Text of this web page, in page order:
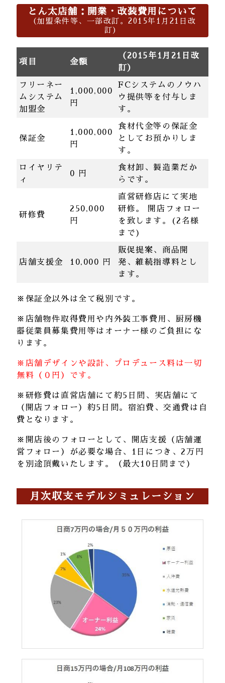
とん太店舗：開業・改装費用について
（加盟条件等、一部改訂。2015年1月21日改
訂）
項目 金額
（2015年1月21日改
訂）
フリーネー
ムシステム
加盟金
1,000,000
円
FCシステムのノウハ
ウ提供等を付与しま
す。
保証金
1,000,000
円
食材代金等の保証金
としてお預かりしま
す。
ロイヤリテ
ィ
0 円
食材卸、製造業だか
らです。
研修費
250,000
円
直営研修店にて実地
研修。 開店フォロー
を致します。(2名様
まで)
店舗支援金 10,000 円
販促提案、商品開
発、維続指導料とし
ます。
※保証金以外は全て税別です。
※店舗物件取得費用や内外装工事費用、厨房機
器従業員募集費用等はオーナー様のご負担にな
ります。
※店舗デザインや設計、プロデュース料は一切
無料（０円）です。
※研修費は直営店舗にて約5日間、実店舗にて
（開店フォロー）約5日間。宿泊費、交通費は自
費となります。
※開店後のフォローとして、開店支援（店舗運
営フォロー）が必要な場合、1日につき、2万円
を別途頂戴いたします。（最大10日間まで）
月次収支モデルシミュレーション